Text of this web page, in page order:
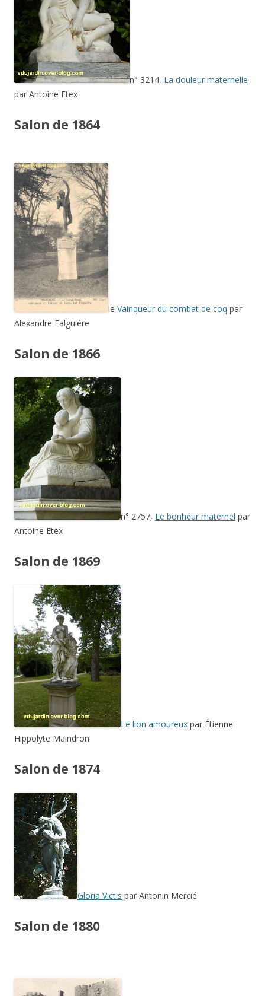
n° 3214, La douleur maternelle
par Antoine Etex
Salon de 1864
le Vainqueur du combat de coq par
Alexandre Falguière
Salon de 1866
n° 2757, Le bonheur maternel par
Antoine Etex
Salon de 1869
Le lion amoureux par Étienne
Hippolyte Maindron
Salon de 1874
Gloria Victis par Antonin Mercié
Salon de 1880